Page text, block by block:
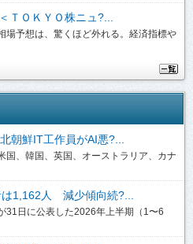
ＴＯＫＹＯ株ニュ?...
予想は、驚くほど外れる。経済指標や
朝鮮IT工作員がAI悪?...
国、韓国、英国、オーストラリア、カナ
1,162人 減少傾向続?...
31日に公表した2026年上半期（1〜6